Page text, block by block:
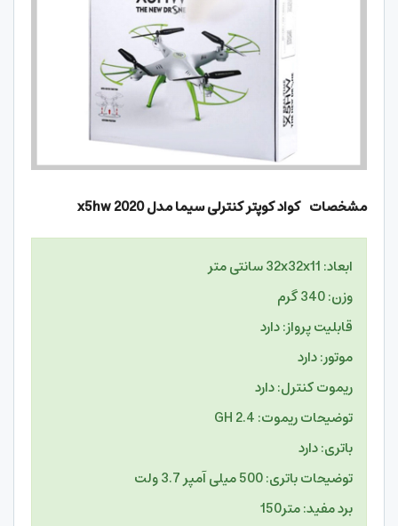
مشخصات کواد کوپتر کنترلی سیما مدلx5hw 2020
ابعاد: 32x32x11 سانتی متر
وزن: 340 گرم
قابلیت پرواز: دارد
موتور: دارد
ریموت کنترل: دارد
توضیحات ریموت: 2.4 GH
باتری: دارد
توضیحات باتری: 500 میلی آمپر 3.7 ولت
برد مفید: متر150